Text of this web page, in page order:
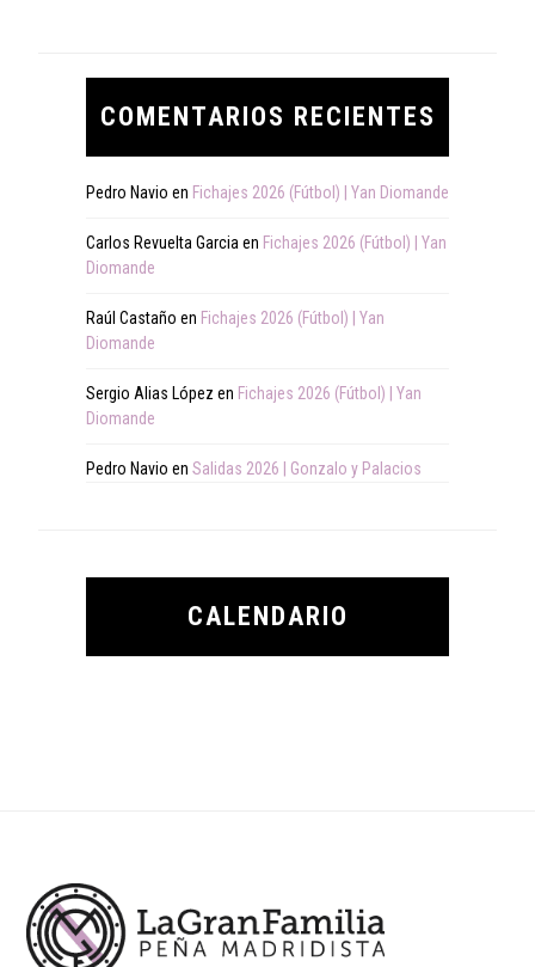
COMENTARIOS RECIENTES
Pedro Navio en Fichajes 2026 (Fútbol) | Yan Diomande
Carlos Revuelta Garcia en Fichajes 2026 (Fútbol) | Yan
Diomande
Raúl Castaño en Fichajes 2026 (Fútbol) | Yan
Diomande
Sergio Alias López en Fichajes 2026 (Fútbol) | Yan
Diomande
Pedro Navio en Salidas 2026 | Gonzalo y Palacios
CALENDARIO